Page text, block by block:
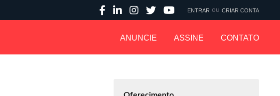
ANUNCIE ASSINE CONTATO
ENTRAR ou CRIAR CONTA